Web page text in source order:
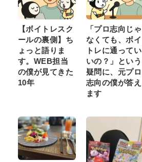
【ボイトレスク
ールの裏側】ち
ょっと語りま
す。WEB担当
の僕が見てきた
10年
「プロ志向じゃ
なくても、ボイ
トレに通ってい
いの？」という
疑問に、元プロ
志向の僕が答え
ます